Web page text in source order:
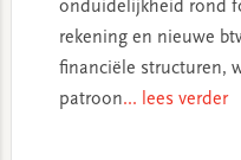
onduidelijkheid rond
rekening en nieuwe
financiële structuren,
patroon... lees verder